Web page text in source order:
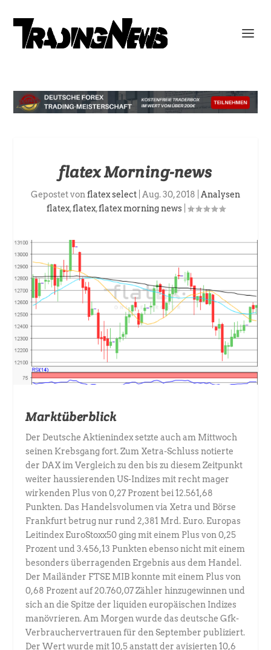
flatex Morning-news
Gepostet vonflatex select Aug. 30, 2018
Analysen
flatex,flatex,flatex morning news|
Marktüberblick
Der Deutsche Aktienindex setzte auch am Mittwoch
seinen Krebsgang fort. Zum Xetra-Schluss notierte
der DAX im Vergleich zu den bis zu diesem Zeitpunkt
weiter haussierenden US-Indizes mit recht mager
wirkenden Plus von 0,27 Prozent bei 12.561,68
Punkten. Das Handelsvolumen via Xetra und Börse
Frankfurt betrug nur rund 2,381 Mrd. Euro. Europas
Leitindex EuroStoxx50 ging mit einem Plus von 0,25
Prozent und 3.456,13 Punkten ebenso nicht mit einem
besonders überragenden Ergebnis aus dem Handel.
Der Mailänder FTSE MIB konnte mit einem Plus von
0,68 Prozent auf 20.760,07 Zähler hinzugewinnen und
sich an die Spitze der liquiden europäischen Indizes
manövrieren. Am Morgen wurde das deutsche Gfk-
Verbrauchervertrauen für den September publiziert.
Der Wert wurde mit 10,5 anstatt der avisierten 10,6